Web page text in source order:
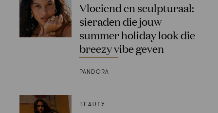
Vloeiend en sculpturaal:
sieraden die jouw
summer holiday look die
breezy vibe geven
PANDORA
BEAUTY